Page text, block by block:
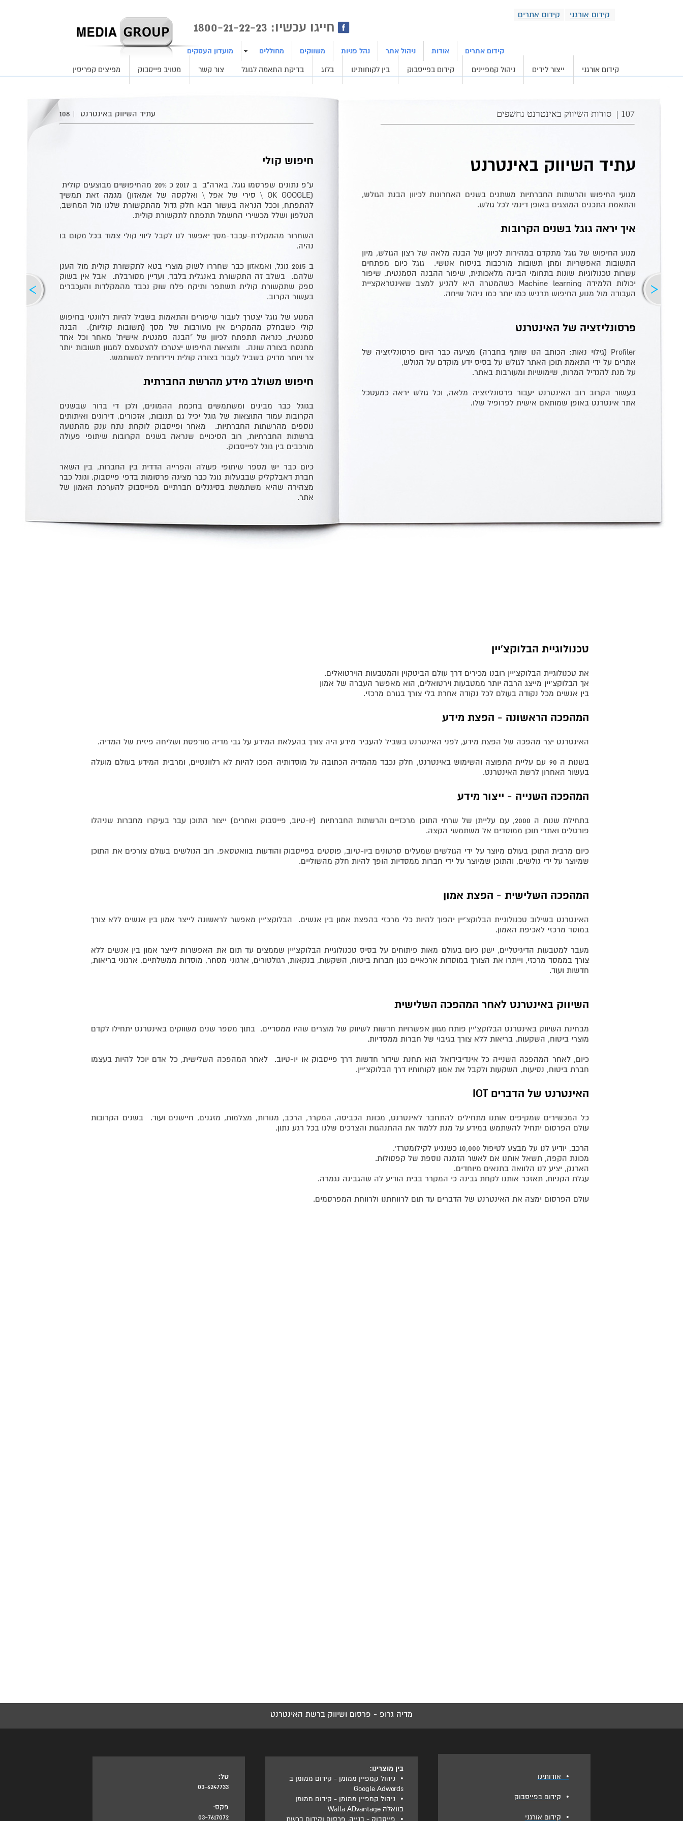
חייגו עכשיו: 1800-21-22-23
קידום אורגני קידום אתרים
קידום אורגני ייצור לידים ניהול קמפיינים קידום בפייסבוק בין לקוחותינו בלוג בדיקת התאמה לגוגל צור קשר מטויב פייסבוק מפיצים קפריסין
קידום אתרים אודות ניהול אתר נהל פניות משווקים מחוללים מועדון העסקים
טכנולוגיית הבלוקצ'יין
את טכנולוגיית הבלוקצ'יין רובנו מכירים דרך עולם הביטקוין והמטבעות הוירטואלים.
אך הבלוקצ'יין מייצג הרבה יותר ממטבעות וירטואלים, הוא מאפשר העברה של אמון
בין אנשים מכל נקודה בעולם לכל נקודה אחרת בלי צורך בגורם מרכזי.
המהפכה הראשונה - הפצת מידע
האינטרנט יצר מהפכה של הפצת מידע, לפני האינטרנט בשביל להעביר מידע היה צורך בהעלאת המידע על גבי מדיה מודפסת ושליחה פיזית של המדיה.
בשנות ה 90 עם עליית התפוצה והשימוש באינטרנט, חלק נכבד מהמדיה הכתובה על מוסדותיה הפכו להיות לא רלוונטיים, ומרבית המידע בעולם מועלה
בעשור האחרון לרשת האינטרנט.
המהפכה השנייה - ייצור מידע
בתחילת שנות ה 2000, עם עלייתן של שרתי התוכן מרכזיים והרשתות החברתיות (יו-טיוב, פייסבוק ואחרים) ייצור התוכן עבר בעיקרו מחברות שניהלו
פורטלים ואתרי תוכן ממוסדים אל משתמשי הקצה.
כיום מרבית התוכן בעולם מיוצר על ידי הגולשים שמעלים סרטונים ביו-טיוב, פוסטים בפייסבוק והודעות בוואטסאפ. רוב הגולשים בעולם צורכים את התוכן
שמיוצר על ידי גולשים, והתוכן שמיוצר על ידי חברות ממסדיות הופך להיות חלק מהשוליים.
המהפכה השלישית - הפצת אמון
האינטרנט בשילוב טכנולוגיית הבלוקצ'יין יהפוך להיות כלי מרכזי בהפצת אמון בין אנשים. הבלוקצ'יין מאפשר לראשונה לייצר אמון בין אנשים ללא צורך
במוסד מרכזי לאכיפת האמון.
מעבר למטבעות הדיגיטליים, ישנן כיום בעולם מאות פיתוחים על בסיס טכנולוגיית הבלוקצ'יין שממצים עד תום את האפשרות לייצר אמון בין אנשים ללא
צורך בממסד מרכזי, וייתרו את הצורך במוסדות ארכאיים כגון חברות ביטוח, השקעות, בנקאות, רגולטורים, ארגוני מסחר, מוסדות ממשלתיים, ארגוני בריאות,
חדשות ועוד.
השיווק באינטרנט לאחר המהפכה השלישית
מבחינת השיווק באינטרנט הבלוקצ'יין פותח מגוון אפשרויות חדשות לשיווק של מוצרים שהיו ממסדיים. בתוך מספר שנים משווקים באינטרנט יתחילו לקדם
מוצרי ביטוח, השקעות, בריאות ללא צורך בגיבוי של חברות ממסדיות.
כיום, לאחר המהפכה השנייה כל אינדיבידואל הוא תחנת שידור חדשות דרך פייסבוק או יו-טיוב. לאחר המהפכה השלישית, כל אדם יוכל להיות בעצמו
חברת ביטוח, נסיעות, השקעות ולקבל את אמון לקוחותיו דרך הבלוקצ'יין.
האינטרנט של הדברים IOT
כל המכשירים שמקיפים אותנו מתחילים להתחבר לאינטרנט, מכונת הכביסה, המקרר, הרכב, מנורות, מצלמות, מזגנים, חיישנים ועוד. בשנים הקרובות
עולם הפרסום יתחיל להשתמש במידע על מנת ללמוד את ההתנהגות והצרכים שלנו בכל רגע נתון.
הרכב, יודיע לנו על מבצע לטיפול 10,000 כשנגיע לקילומטרז'.
מכונת הקפה, תשאל אותנו אם לאשר הזמנה נוספת של קפסולות.
הארנק, יציע לנו הלוואה בתנאים מיוחדים.
עגלת הקניות, תאזכר אותנו לקחת גבינה כי המקרר בבית הודיע לה שהגבינה נגמרה.
עולם הפרסום ימצה את האינטרנט של הדברים עד תום לרווחתנו ולרווחת המפרסמים.
107 | סודות השיווק באינטרנט נחשפים עתיד השיווק באינטרנט | 108
חיפוש קולי
ע"פ נתונים שפרסמו גוגל, בארה"ב ב 2017 כ 20% מהחיפושים מבוצעים קולית
(
OK GOOGLE \ סירי של אפל \ ואלקסה של אמאזון) מגמה זאת תמשיך
להתפתח, וככל הנראה בעשור הבא חלק גדול מהתקשורת שלנו מול המחשב,
הטלפון ושלל מכשירי החשמל תתפתח לתקשורת קולית.
השחרור מהמקלדת-עכבר-מסך יאפשר לנו לקבל ליווי קולי צמוד בכל מקום בו
נהיה.
ב 2015 גוגל, ואמאזון כבר שחררו לשוק מוצרי בטא לתקשורת קולית מול הענן
שלהם. בשלב זה התקשורת באנגלית בלבד, ועדיין מסורבלת. אבל אין בשוק
ספק שתקשורת קולית תשתפר ותיקח פלח שוק נכבד מהמקלדות והעכברים
בעשור הקרוב.
המנוע של גוגל יצטרך לעבור שיפורים והתאמות בשביל להיות רלוונטי בחיפוש
קולי כשבחלק מהמקרים אין מעורבות של מסך (תשובות קוליות). הבנה
סמנטית, כנראה תתפתח לכיוון של "הבנה סמנטית אישית" מאחר וכל אחד
מתנסח בצורה שונה. ותוצאות החיפוש יצטרכו להצטמצם למגוון תשובות יותר
צר ויותר מדויק בשביל לעבור בצורה קולית וידידותית למשתמש.
חיפוש משולב מידע מהרשת החברתית
בגוגל כבר מבינים ומשתמשים בחכמת ההמונים, ולכן די ברור שבשנים
הקרובות עמוד התוצאות של גוגל יכיל גם תגובות, אזכורים, דירוגים ואיתותים
נוספים מהרשתות החברתיות. מאחר ופייסבוק לוקחת נתח ענק מהתנועה
ברשתות החברתיות, רוב הסיכויים שנראה בשנים הקרובות שיתופי פעולה
מורכבים בין גוגל לפייסבוק.
כיום כבר יש מספר שיתופי פעולה והפרייה הדדית בין החברות, בין השאר
חברת דאבלקליק שבבעלות גוגל כבר מציגה פרסומות בדפי פייסבוק. וגוגל כבר
מצהירה שהיא משתמשת בסיגנלים חברתיים מפייסבוק להערכת האמון של
אתר.
עתיד השיווק באינטרנט
מנועי החיפוש והרשתות החברתיות משתנים בשנים האחרונות לכיוון הבנת הגולש,
והתאמת התכנים המוצגים באופן דינמי לכל גולש.
איך יראה גוגל בשנים הקרובות
מנוע החיפוש של גוגל מתקדם במהירות לכיוון של הבנה מלאה של רצון הגולש, מיון
התשובות האפשריות ומתן תשובות מורכבות בניסוח אנושי. גוגל כיום מפתחים
עשרות טכנולוגיות שונות בתחומי הבינה מלאכותית, שיפור ההבנה הסמנטית, שיפור
יכולות הלמידה Machine learning כשהמטרה היא להגיע למצב שאינטראקציית
העבודה מול מנוע החיפוש תרגיש כמו יותר כמו ניהול שיחה.
פרסונליזציה של האינטרנט
Profiler (גילוי נאות: הכותב הנו שותף בחברה) מציעה כבר היום פרסונליזציה של
אתרים על ידי התאמת תוכן האתר לגולש על בסיס ידע מוקדם על הגולש,
על מנת להגדיל המרות, שימושיות ומעורבות באתר.
בעשור הקרוב רוב האינטרנט יעבור פרסונליזציה מלאה, וכל גולש יראה כמעטכל
אתר אינטרנט באופן שמותאם אישית לפרופיל שלו.
מדיה גרופ - פרסום ושיווק ברשת האינטרנט
בין מוצרינו:
•
ניהול קמפיין ממומן - קידום ממומן ב
Google Adwords
•
ניהול קמפיין ממומן - קידום ממומן
בוואלה Walla ADvantage
• פייסבוק - בנייה, פרסום וקידום ברשת
• אודותינו
• קידום בפייסבוק
• קידום אורגני
טל:
03-6247733
פקס:
03-7617072